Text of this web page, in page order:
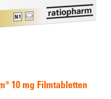
10 mg Filmtabletten